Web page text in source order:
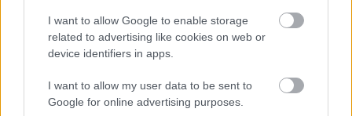
I want to allow Google to enable storage
related to advertising like cookies on web or
device identifiers in apps.
I want to allow my user data to be sent to
Google for online advertising purposes.